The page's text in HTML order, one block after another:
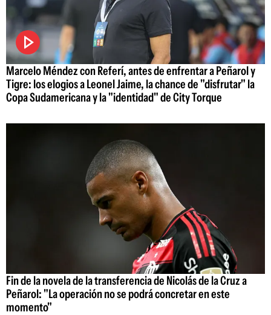
Marcelo Méndez con Referí, antes de enfrentar a Peñarol y
Tigre: los elogios a Leonel Jaime, la chance de "disfrutar" la
Copa Sudamericana y la "identidad" de City Torque
Fin de la novela de la transferencia de Nicolás de la Cruz a
Peñarol: "La operación no se podrá concretar en este
momento"